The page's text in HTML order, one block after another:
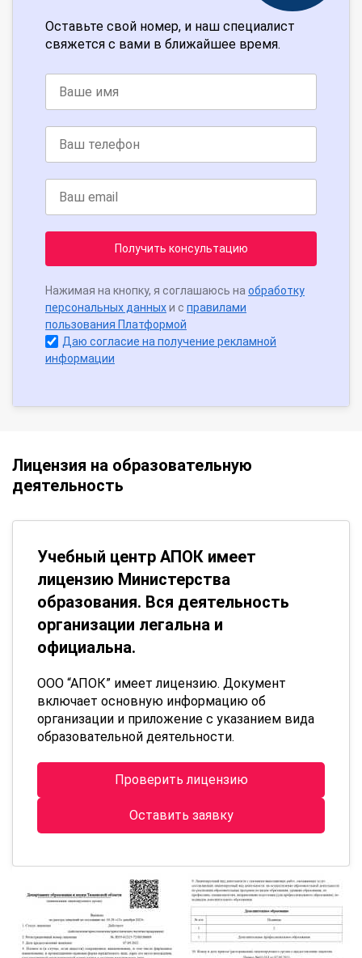
Оставьте свой номер, и наш специалист
свяжется с вами в ближайшее время.
Получить консультацию
Нажимая на кнопку, я соглашаюсь на обработку
персональных данныхи с правилами
пользования Платформой
Даю согласие на получение рекламной
информации
Лицензия на образовательную
деятельность
Учебный центр АПОК имеет
лицензию Министерства
образования. Вся деятельность
организации легальна и
официальна.
ООО “АПОК” имеет лицензию. Документ
включает основную информацию об
организации и приложение с указанием вида
образовательной деятельности.
Проверить лицензию
Оставить заявку